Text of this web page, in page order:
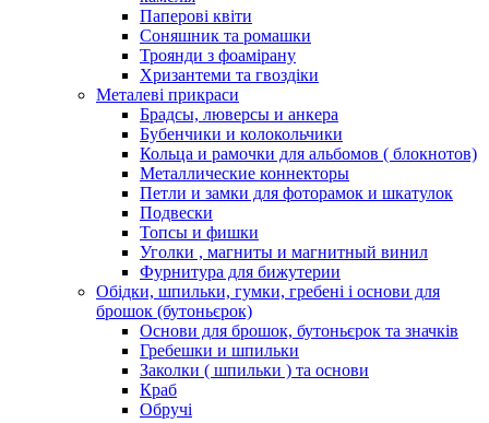
Паперові квіти
Соняшник та ромашки
Троянди з фоамірану
Хризантеми та гвоздіки
Металеві прикраси
Брадсы, люверсы и анкера
Бубенчики и колокольчики
Кольца и рамочки для альбомов ( блокнотов)
Металлические коннекторы
Петли и замки для фоторамок и шкатулок
Подвески
Топсы и фишки
Уголки , магниты и магнитный винил
Фурнитура для бижутерии
Обідки, шпильки, гумки, гребені і основи для
брошок (бутоньєрок)
Основи для брошок, бутоньєрок та значків
Гребешки и шпильки
Заколки ( шпильки ) та основи
Краб
Обручі